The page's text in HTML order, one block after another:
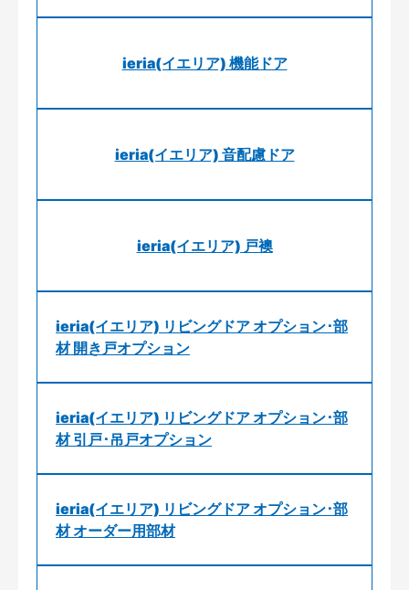
ieria(イエリア) 機能ドア
ieria(イエリア) 音配慮ドア
ieria(イエリア) 戸襖
ieria(イエリア) リビングドア オプション･部
材 開き戸オプション
ieria(イエリア) リビングドア オプション･部
材 引戸･吊戸オプション
ieria(イエリア) リビングドア オプション･部
材 オーダー用部材